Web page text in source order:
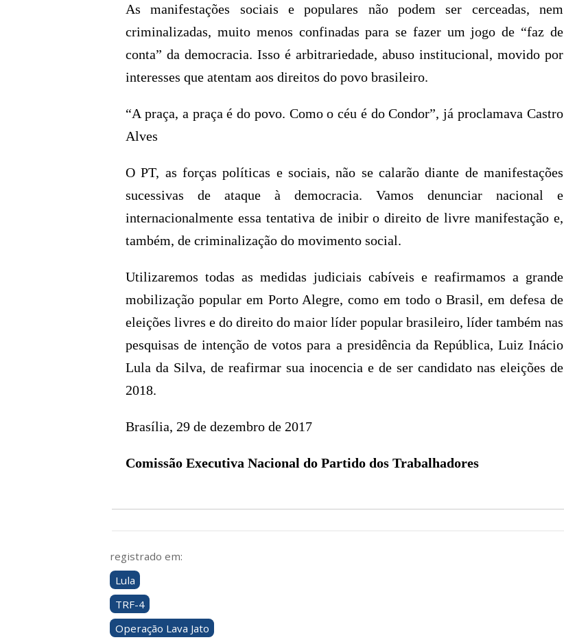
As manifestações sociais e populares não podem ser cerceadas, nem
criminalizadas, muito menos confinadas para se fazer um jogo de “faz de
conta” da democracia. Isso é arbitrariedade, abuso institucional, movido por
interesses que atentam aos direitos do povo brasileiro.
“A praça, a praça é do povo. Como o céu é do Condor”, já proclamava Castro
Alves
O PT, as forças políticas e sociais, não se calarão diante de manifestações
sucessivas de ataque à democracia. Vamos denunciar nacional e
internacionalmente essa tentativa de inibir o direito de livre manifestação e,
também, de criminalização do movimento social.
Utilizaremos todas as medidas judiciais cabíveis e reafirmamos a grande
mobilização popular em Porto Alegre, como em todo o Brasil, em defesa de
eleições livres e do direito do maior líder popular brasileiro, líder também nas
pesquisas de intenção de votos para a presidência da República, Luiz Inácio
Lula da Silva, de reafirmar sua inocencia e de ser candidato nas eleições de
2018.
Brasília, 29 de dezembro de 2017
Comissão Executiva Nacional do Partido dos Trabalhadores
registrado em:
Lula
TRF-4
Operação Lava Jato